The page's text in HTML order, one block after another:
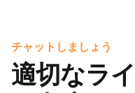
チャットしましょう
適切なラ